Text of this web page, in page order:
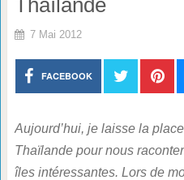
Thaïlande
7 Mai 2012
FACEBOOK
Aujourd’hui, je laisse la
Thaïlande pour nous
îles intéressantes. Lors de